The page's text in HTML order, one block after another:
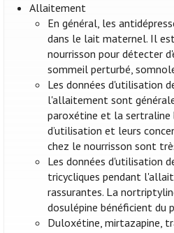
Allaitement
En général, les
dans le lait maternel. Il
nourrisson pour détecter
sommeil perturbé,
Les données d'utilisation
l'allaitement sont
paroxétine et la sertraline
d’utilisation et leurs
chez le nourrisson sont
Les données d'utilisation
tricycliques pendant
rassurantes. La
dosulépine bénéficient du
Duloxétine, mirtazapine,